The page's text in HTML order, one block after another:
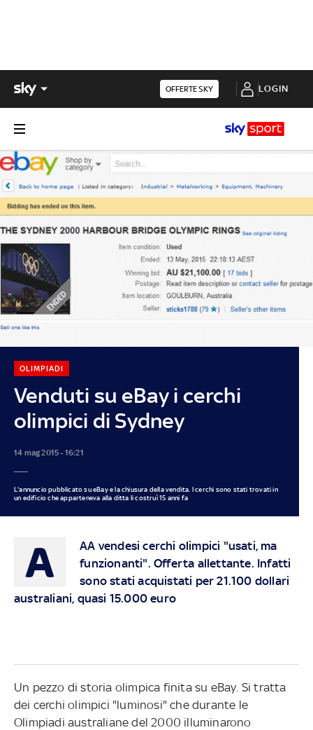
OFFERTE SKY LOGIN
Venduti su eBay i cerchi
olimpici di Sydney
OLIMPIADI
14 mag 2015 - 16:21
L'annuncio pubblicato su eBay e la chiusura della vendita. I cerchi sono stati trovati in
un edificio che apparteneva alla ditta li costruì 15 anni fa
A
AA vendesi cerchi olimpici "usati, ma
funzionanti". Offerta allettante. Infatti
sono stati acquistati per 21.100 dollari
australiani, quasi 15.000 euro
Un pezzo di storia olimpica finita su eBay. Si tratta
dei cerchi olimpici "luminosi" che durante le
Olimpiadi australiane del 2000 illuminarono